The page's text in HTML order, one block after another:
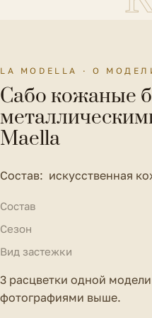
Материал подкладки
Материал подошвы
Материал стельки
LA MODELLA · О
Сабо кожаные
Maella
Состав: искусственная
Состав
Сезон
Вид застежки
3 расцветки одной
фотографиями выше.